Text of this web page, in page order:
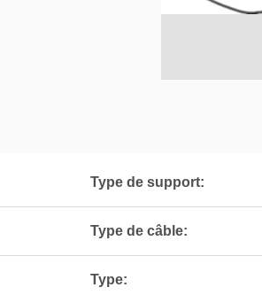
Type de support:
Type de câble:
Type: